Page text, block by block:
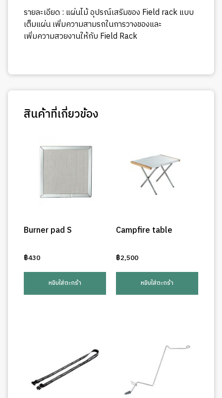
รายละเอียด : แผ่นไม้ อุปรณ์เสริมของ Field rack แบบ
เต็มแผ่น เพิ่มความสามรถในการวางของและ
เพิ่มความสวยงานให้กับ Field Rack
สินค้าที่เกี่ยวข้อง
Burner pad S
฿430
หยิบใส่ตะกร้า
Campfire table
฿2,500
หยิบใส่ตะกร้า